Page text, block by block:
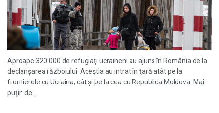
Aproape 320.000 de refugiaţi ucraineni au ajuns în România de la
declanşarea războiului. Aceştia au intrat în ţară atât pe la
frontierele cu Ucraina, cât şi pe la cea cu Republica Moldova. Mai
puţin de ...